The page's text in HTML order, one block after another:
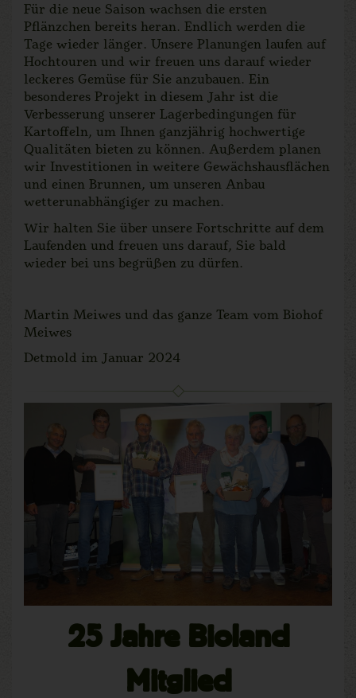
Für die neue Saison wachsen die ersten
Pflänzchen bereits heran. Endlich werden die
Tage wieder länger. Unsere Planungen laufen auf
Hochtouren und wir freuen uns darauf wieder
leckeres Gemüse für Sie anzubauen. Ein
besonderes Projekt in diesem Jahr ist die
Verbesserung unserer Lagerbedingungen für
Kartoffeln, um Ihnen ganzjährig hochwertige
Qualitäten bieten zu können. Außerdem planen
wir Investitionen in weitere Gewächshausflächen
und einen Brunnen, um unseren Anbau
wetterunabhängiger zu machen.
Wir halten Sie über unsere Fortschritte auf dem
Laufenden und freuen uns darauf, Sie bald
wieder bei uns begrüßen zu dürfen.
Martin Meiwes und das ganze Team vom Biohof
Meiwes
Detmold im Januar 2024
25 Jahre Bioland
Mitglied